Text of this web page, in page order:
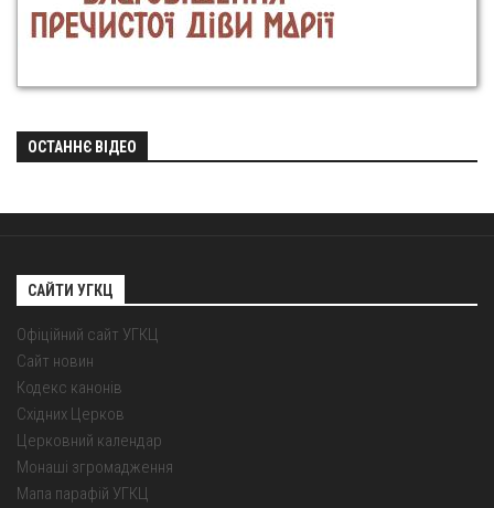
ОСТАННЄ ВІДЕО
САЙТИ УГКЦ
Офіційний сайт УГКЦ
Сайт новин
Кодекс канонів
Східних Церков
Церковний календар
Монаші згромадження
Мапа парафій УГКЦ